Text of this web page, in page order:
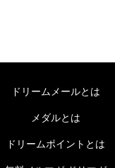
ドリームメールとは
メダルとは
ドリームポイントとは